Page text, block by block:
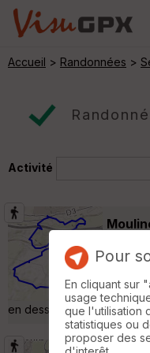
Accueil > Randonnées >
Activité
Départ
en dessous de l'église
Pour
En cliquant sur
usage
que l'utilisation
statistiques ou
proposer des